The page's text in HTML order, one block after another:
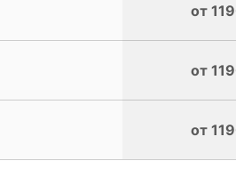
от
от
от